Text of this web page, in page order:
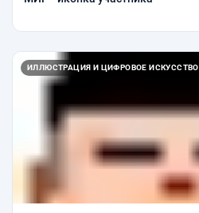
ИЛЛЮСТРАЦИЯ И ЦИФРОВОЕ ИСКУССТВО